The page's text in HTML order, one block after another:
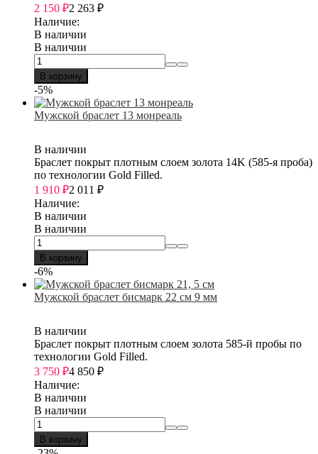
2 150 ₽2 263 ₽
Наличие:
В наличии
В наличии
В корзину
-5%
Мужской браслет 13 монреаль
В наличии
Браслет покрыт плотным слоем золота 14K (585-я проба)
по технологии Gold Filled.
1 910 ₽2 011 ₽
Наличие:
В наличии
В наличии
В корзину
-6%
Мужской браслет бисмарк 22 см 9 мм
В наличии
Браслет покрыт плотным слоем золота 585-й пробы по
технологии Gold Filled.
3 750 ₽4 850 ₽
Наличие:
В наличии
В наличии
В корзину